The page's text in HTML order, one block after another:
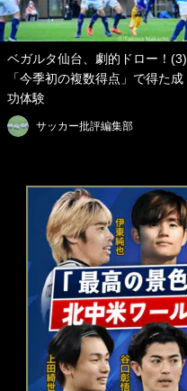
ベガルタ仙台、劇的ドロー！(3)
「今季初の複数得点」で得た成
功体験
サッカー批評編集部